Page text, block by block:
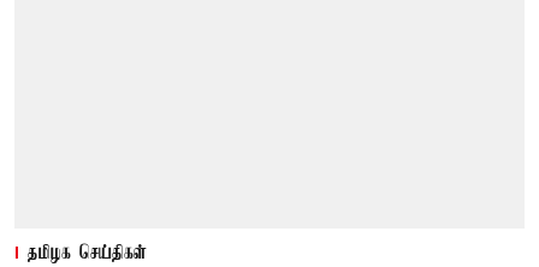
தமிழக செய்திகள்